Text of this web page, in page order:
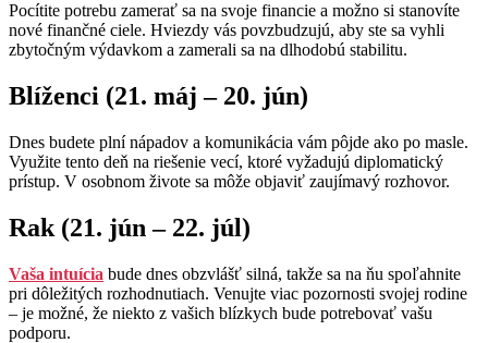
Pocítite potrebu zamerať sa na svoje financie a možno si stanovíte
nové finančné ciele. Hviezdy vás povzbudzujú, aby ste sa vyhli
zbytočným výdavkom a zamerali sa na dlhodobú stabilitu.
Blíženci (21. máj – 20. jún)
Dnes budete plní nápadov a komunikácia vám pôjde ako po masle.
Využite tento deň na riešenie vecí, ktoré vyžadujú diplomatický
prístup. V osobnom živote sa môže objaviť zaujímavý rozhovor.
Rak (21. jún – 22. júl)
Vaša intuícia bude dnes obzvlášť silná, takže sa na ňu spoľahnite
pri dôležitých rozhodnutiach. Venujte viac pozornosti svojej rodine
– je možné, že niekto z vašich blízkych bude potrebovať vašu
podporu.